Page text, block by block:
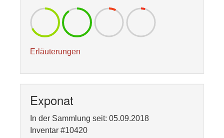
Erläuterungen
Exponat
In der Sammlung seit: 05.09.2018
Inventar #10420